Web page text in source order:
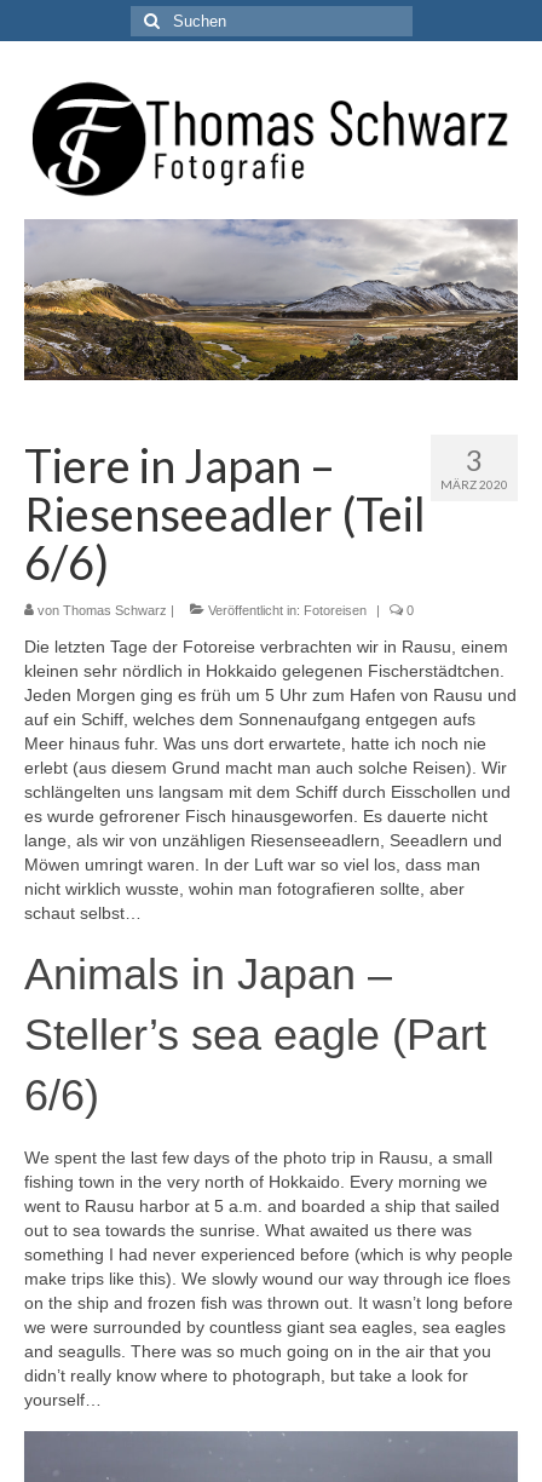
Suchen
nach:
3
MÄRZ 2020
Tiere in Japan –
Riesenseeadler (Teil
6/6)
von Thomas Schwarz | Veröffentlicht in: Fotoreisen | 0
Die letzten Tage der Fotoreise verbrachten wir in Rausu, einem
kleinen sehr nördlich in Hokkaido gelegenen Fischerstädtchen.
Jeden Morgen ging es früh um 5 Uhr zum Hafen von Rausu und
auf ein Schiff, welches dem Sonnenaufgang entgegen aufs
Meer hinaus fuhr. Was uns dort erwartete, hatte ich noch nie
erlebt (aus diesem Grund macht man auch solche Reisen). Wir
schlängelten uns langsam mit dem Schiff durch Eisschollen und
es wurde gefrorener Fisch hinausgeworfen. Es dauerte nicht
lange, als wir von unzähligen Riesenseeadlern, Seeadlern und
Möwen umringt waren. In der Luft war so viel los, dass man
nicht wirklich wusste, wohin man fotografieren sollte, aber
schaut selbst…
Animals in Japan –
Steller’s sea eagle (Part
6/6)
We spent the last few days of the photo trip in Rausu, a small
fishing town in the very north of Hokkaido. Every morning we
went to Rausu harbor at 5 a.m. and boarded a ship that sailed
out to sea towards the sunrise. What awaited us there was
something I had never experienced before (which is why people
make trips like this). We slowly wound our way through ice floes
on the ship and frozen fish was thrown out. It wasn’t long before
we were surrounded by countless giant sea eagles, sea eagles
and seagulls. There was so much going on in the air that you
didn’t really know where to photograph, but take a look for
yourself…